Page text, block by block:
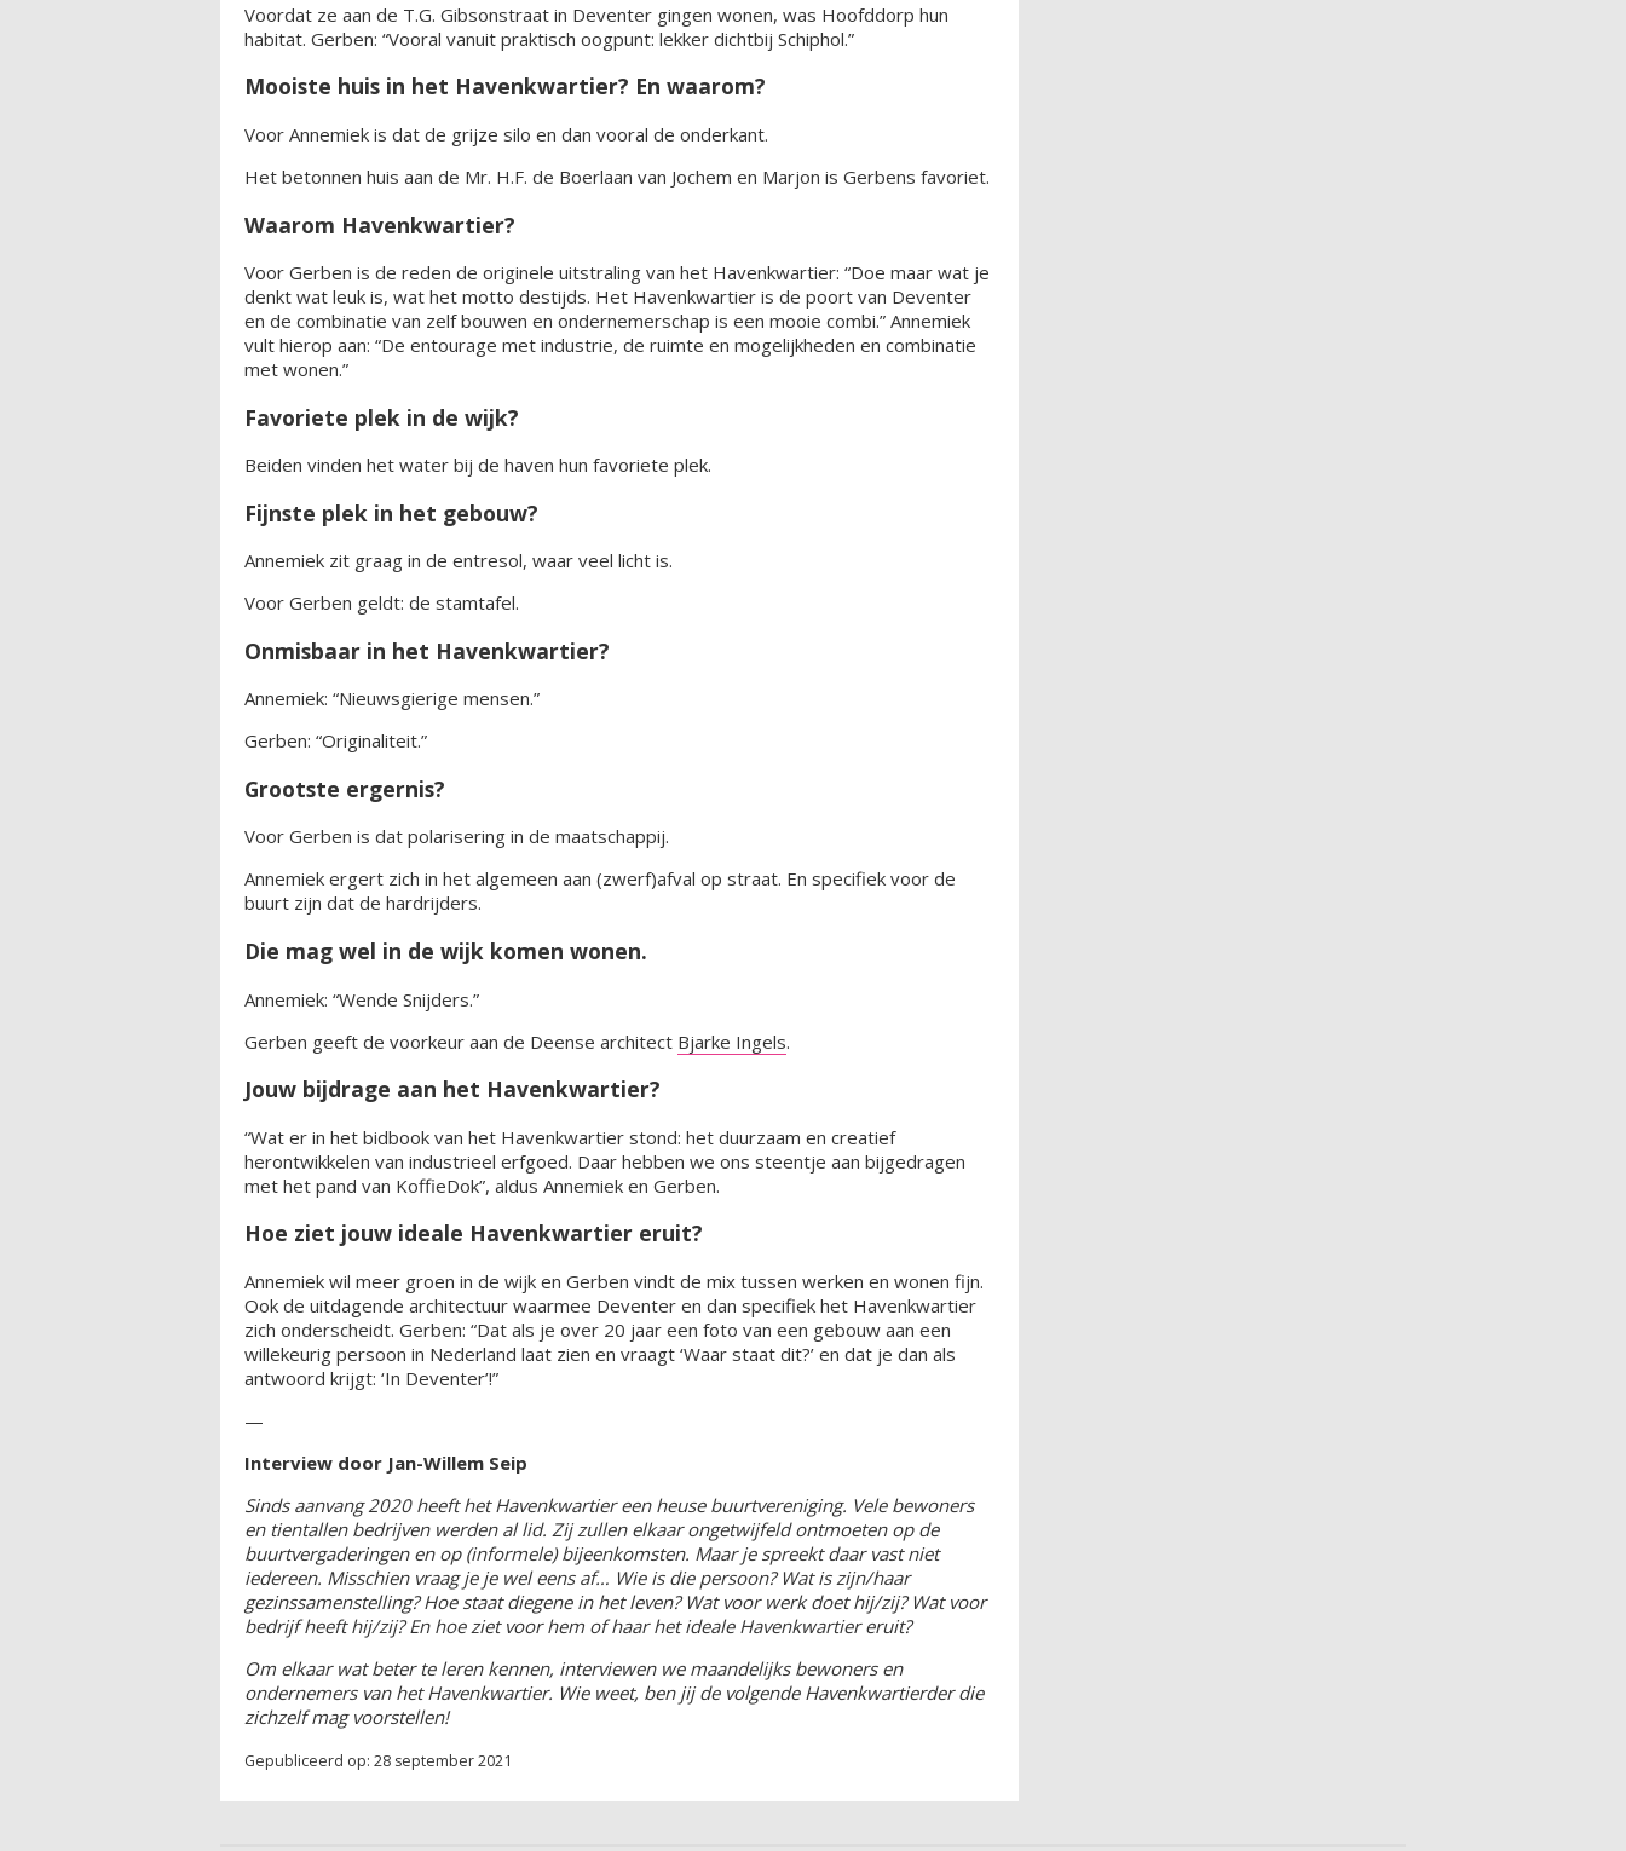
Voordat ze aan de T.G. Gibsonstraat in Deventer gingen wonen, was Hoofddorp hun
habitat. Gerben: “Vooral vanuit praktisch oogpunt: lekker dichtbij Schiphol.”
Mooiste huis in het Havenkwartier? En waarom?
Voor Annemiek is dat de grijze silo en dan vooral de onderkant.
Het betonnen huis aan de Mr. H.F. de Boerlaan van Jochem en Marjon is Gerbens favoriet.
Waarom Havenkwartier?
Voor Gerben is de reden de originele uitstraling van het Havenkwartier: “Doe maar wat je
denkt wat leuk is, wat het motto destijds. Het Havenkwartier is de poort van Deventer
en de combinatie van zelf bouwen en ondernemerschap is een mooie combi.” Annemiek
vult hierop aan: “De entourage met industrie, de ruimte en mogelijkheden en combinatie
met wonen.”
Favoriete plek in de wijk?
Beiden vinden het water bij de haven hun favoriete plek.
Fijnste plek in het gebouw?
Annemiek zit graag in de entresol, waar veel licht is.
Voor Gerben geldt: de stamtafel.
Onmisbaar in het Havenkwartier?
Annemiek: “Nieuwsgierige mensen.”
Gerben: “Originaliteit.”
Grootste ergernis?
Voor Gerben is dat polarisering in de maatschappij.
Annemiek ergert zich in het algemeen aan (zwerf)afval op straat. En specifiek voor de
buurt zijn dat de hardrijders.
Die mag wel in de wijk komen wonen.
Annemiek: “Wende Snijders.”
Gerben geeft de voorkeur aan de Deense architect Bjarke Ingels.
Jouw bijdrage aan het Havenkwartier?
“Wat er in het bidbook van het Havenkwartier stond: het duurzaam en creatief
herontwikkelen van industrieel erfgoed. Daar hebben we ons steentje aan bijgedragen
met het pand van KoffieDok”, aldus Annemiek en Gerben.
Hoe ziet jouw ideale Havenkwartier eruit?
Annemiek wil meer groen in de wijk en Gerben vindt de mix tussen werken en wonen fijn.
Ook de uitdagende architectuur waarmee Deventer en dan specifiek het Havenkwartier
zich onderscheidt. Gerben: “Dat als je over 20 jaar een foto van een gebouw aan een
willekeurig persoon in Nederland laat zien en vraagt ‘Waar staat dit?’ en dat je dan als
antwoord krijgt: ‘In Deventer’!”
—
Interview door Jan-Willem Seip
Sinds aanvang 2020 heeft het Havenkwartier een heuse buurtvereniging. Vele bewoners
en tientallen bedrijven werden al lid. Zij zullen elkaar ongetwijfeld ontmoeten op de
buurtvergaderingen en op (informele) bijeenkomsten. Maar je spreekt daar vast niet
iedereen. Misschien vraag je je wel eens af… Wie is die persoon? Wat is zijn/haar
gezinssamenstelling? Hoe staat diegene in het leven? Wat voor werk doet hij/zij? Wat voor
bedrijf heeft hij/zij? En hoe ziet voor hem of haar het ideale Havenkwartier eruit?
Om elkaar wat beter te leren kennen, interviewen we maandelijks bewoners en
ondernemers van het Havenkwartier. Wie weet, ben jij de volgende Havenkwartierder die
zichzelf mag voorstellen!
Gepubliceerd op: 28 september 2021